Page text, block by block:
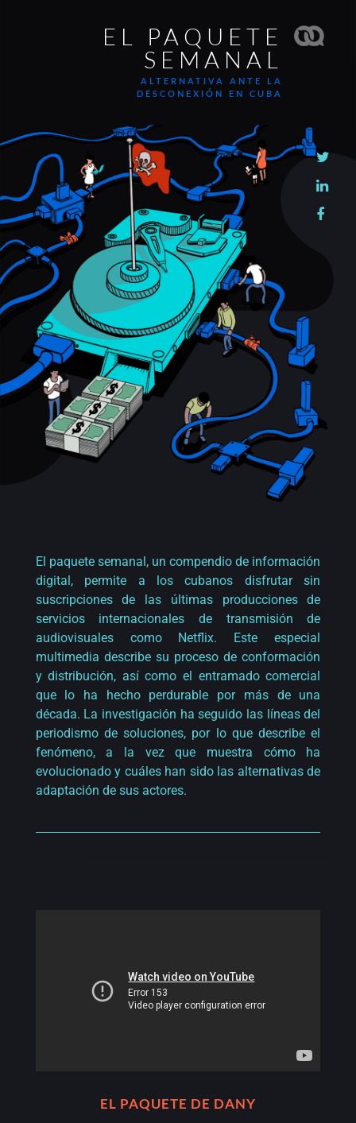
EL PAQUETE
SEMANAL
ALTERNATIVA ANTE LA
DESCONEXIÓN EN CUBA
El paquete semanal, un compendio de información
digital, permite a los cubanos disfrutar sin
suscripciones de las últimas producciones de
servicios internacionales de transmisión de
audiovisuales como Netflix. Este especial
multimedia describe su proceso de conformación
y distribución, así como el entramado comercial
que lo ha hecho perdurable por más de una
década. La investigación ha seguido las líneas del
periodismo de soluciones, por lo que describe el
fenómeno, a la vez que muestra cómo ha
evolucionado y cuáles han sido las alternativas de
adaptación de sus actores.
EL PAQUETE DE DANY